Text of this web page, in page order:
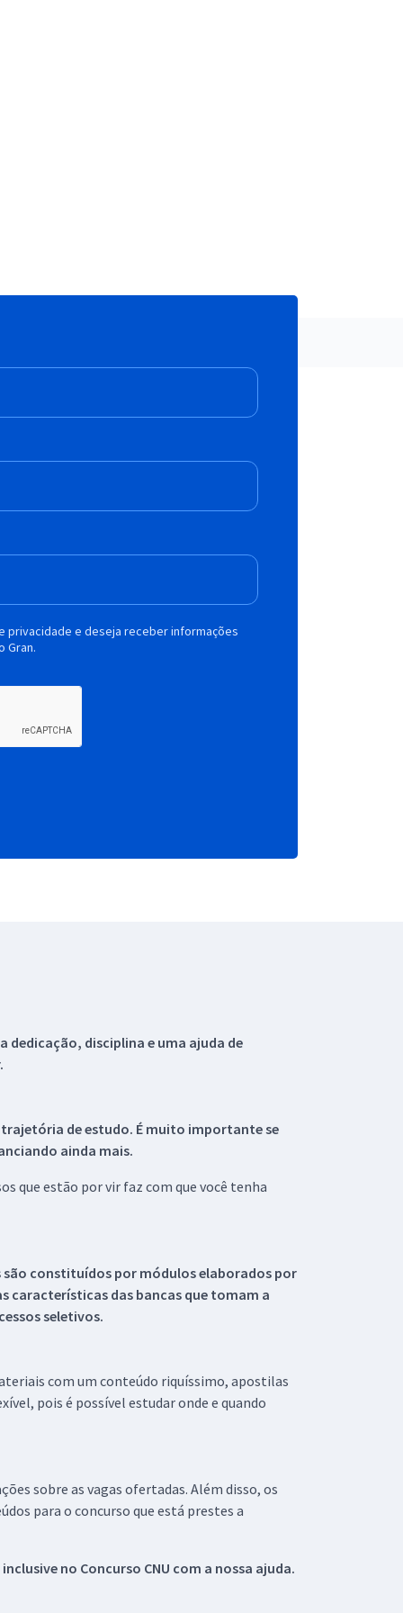
privacidade e deseja receber informações
Gran.
dedicação, disciplina e uma ajuda de
de estudo. É muito importante se
ainda mais.
que estão por vir faz com que você tenha
são constituídos por módulos elaborados por
características das bancas que tomam a
seletivos.
com um conteúdo riquíssimo, apostilas
pois é possível estudar onde e quando
sobre as vagas ofertadas. Além disso, os
para o concurso que está prestes a
no Concurso CNU com a nossa ajuda.